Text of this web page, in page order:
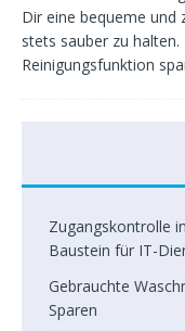
Dir eine bequeme und
stets sauber zu
Reinigungsfunktion
Zugangskontrolle
Baustein für IT-
Gebrauchte
Sparen